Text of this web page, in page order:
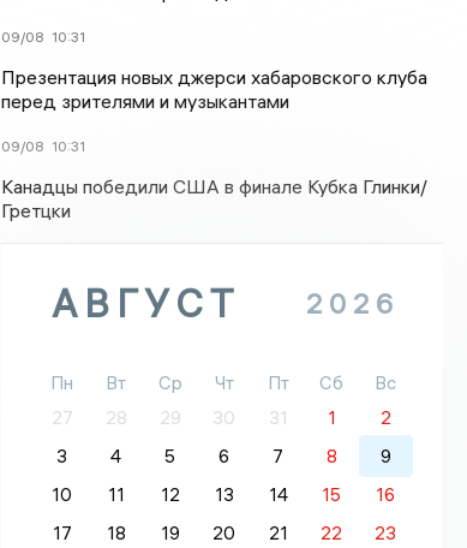
09/08 10:31
Презентация новых джерси хабаровского клуба
перед зрителями и музыкантами
09/08 10:31
Канадцы победили США в финале Кубка Глинки/
Гретцки
АВГУСТ 2026
Пн Вт Ср Чт Пт Сб
Вс
27
28 29 30 31 1
2
3
4 5 6 7 8
9
10
11 12 13 14 15
16
17
18 19 20 21 22
23